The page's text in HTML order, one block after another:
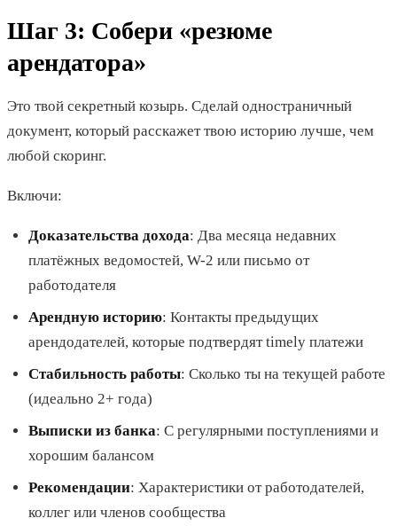
Шаг 3: Собери «резюме
арендатора»
Это твой секретный козырь. Сделай одностраничный
документ, который расскажет твою историю лучше, чем
любой скоринг.
Включи:
Доказательства дохода: Два месяца недавних
платёжных ведомостей, W-2 или письмо от
работодателя
Арендную историю: Контакты предыдущих
арендодателей, которые подтвердят timely платежи
Стабильность работы: Сколько ты на текущей работе
(идеально 2+ года)
Выписки из банка: С регулярными поступлениями и
хорошим балансом
Рекомендации: Характеристики от работодателей,
коллег или членов сообщества